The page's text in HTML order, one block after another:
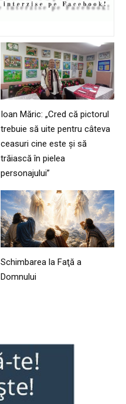
Ioan Măric: „Cred că pictorul
trebuie să uite pentru câteva
ceasuri cine este și să
trăiască în pielea
personajului”
Schimbarea la Faţă a
Domnului